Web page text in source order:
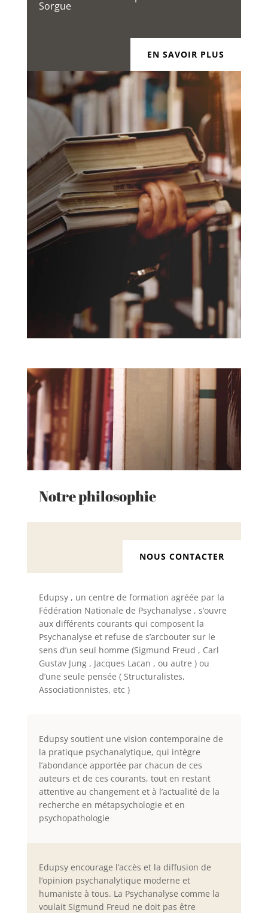
Sorgue
EN SAVOIR PLUS
Notre philosophie
NOUS CONTACTER
Edupsy , un centre de formation agréée par la
Fédération Nationale de Psychanalyse , s’ouvre
aux différents courants qui composent la
Psychanalyse et refuse de s’arcbouter sur le
sens d’un seul homme (Sigmund Freud , Carl
Gustav Jung , Jacques Lacan , ou autre ) ou
d’une seule pensée ( Structuralistes,
Associationnistes, etc )
Edupsy soutient une vision contemporaine de
la pratique psychanalytique, qui intègre
l’abondance apportée par chacun de ces
auteurs et de ces courants, tout en restant
attentive au changement et à l’actualité de la
recherche en métapsychologie et en
psychopathologie
Edupsy encourage l’accès et la diffusion de
l’opinion psychanalytique moderne et
humaniste à tous. La Psychanalyse comme la
voulait Sigmund Freud ne doit pas être